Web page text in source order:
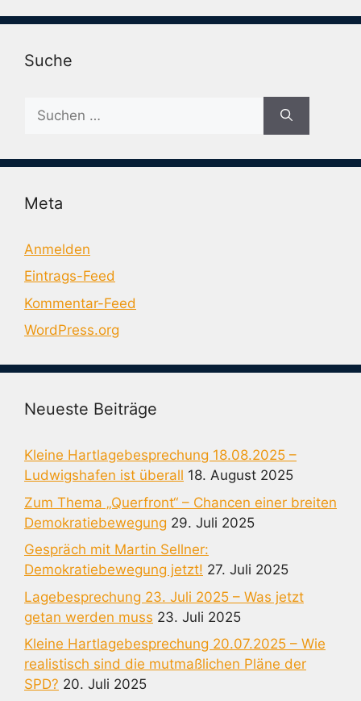
Suche
nach:
Meta
Anmelden
Eintrags-Feed
Kommentar-Feed
WordPress.org
Neueste Beiträge
Kleine Hartlagebesprechung 18.08.2025 –
Ludwigshafen ist überall 18. August 2025
Zum Thema „Querfront“ – Chancen einer breiten
Demokratiebewegung 29. Juli 2025
Gespräch mit Martin Sellner:
Demokratiebewegung jetzt! 27. Juli 2025
Lagebesprechung 23. Juli 2025 – Was jetzt
getan werden muss 23. Juli 2025
Kleine Hartlagebesprechung 20.07.2025 – Wie
realistisch sind die mutmaßlichen Pläne der
SPD? 20. Juli 2025